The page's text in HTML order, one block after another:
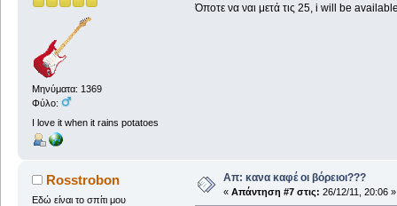
Μηνύματα: 1369
Φύλο:
I love it when it rains potatoes
Όποτε να ναι μετά τις 25, i will be
Rosstrobon
Εδώ είναι το σπίτι μου
Απ: κανα καφέ οι βόρειοι???
« Απάντηση #7 στις: 26/12/11, 20:06 »